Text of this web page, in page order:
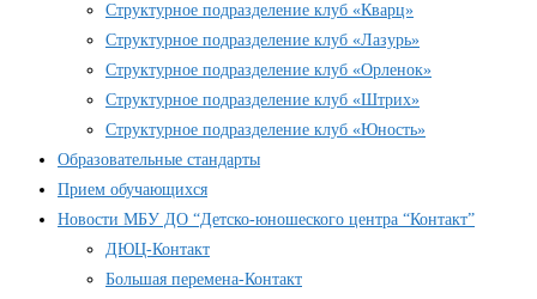
Структурное подразделение клуб «Кварц»
Структурное подразделение клуб «Лазурь»
Структурное подразделение клуб «Орленок»
Структурное подразделение клуб «Штрих»
Структурное подразделение клуб «Юность»
Образовательные стандарты
Прием обучающихся
Новости МБУ ДО “Детско-юношеского центра “Контакт”
ДЮЦ-Контакт
Большая перемена-Контакт